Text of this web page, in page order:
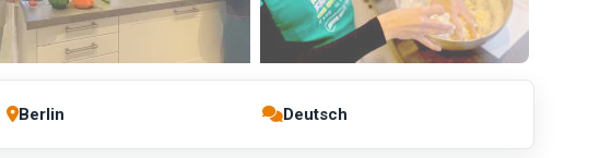
Berlin Deutsch